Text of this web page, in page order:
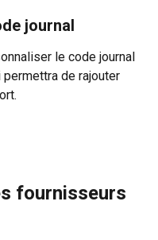
journal
le code journal
permettra de rajouter
fournisseurs